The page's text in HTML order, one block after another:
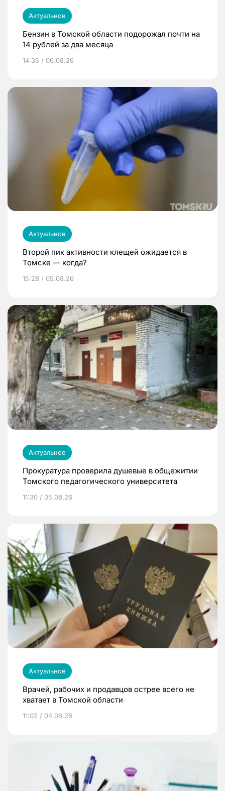
Актуальное
Бензин в Томской области подорожал почти на
14 рублей за два месяца
14:35 / 06.08.26
Актуальное
Второй пик активности клещей ожидается в
Томске — когда?
15:28 / 05.08.26
Актуальное
Прокуратура проверила душевые в общежитии
Томского педагогического университета
11:30 / 05.08.26
Актуальное
Врачей, рабочих и продавцов острее всего не
хватает в Томской области
11:02 / 04.08.26